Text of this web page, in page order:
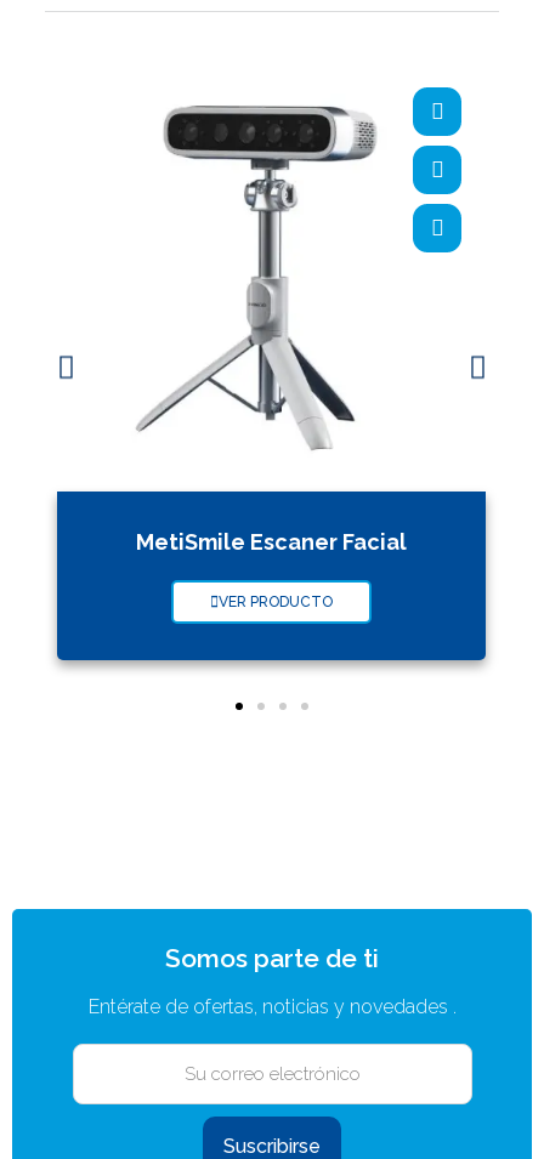
MetiSmile Escaner Facial
VER PRODUCTO
Somos parte de ti
Entérate de ofertas, noticias y novedades .
Suscribirse